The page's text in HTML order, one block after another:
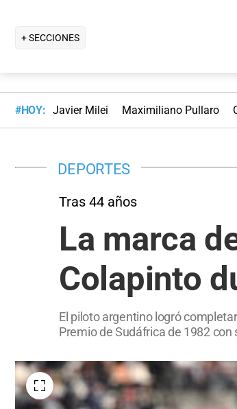
+ SECCIONES
#HOY: Javier Milei Maximiliano Pullaro
DEPORTES
Tras 44 años
La marca
Colapinto
El piloto argentino logró
Premio de Sudáfrica de 1982 con